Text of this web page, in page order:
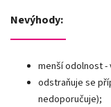
Nevýhody:
menší odolnost
odstraňuje se
nedoporučuje);